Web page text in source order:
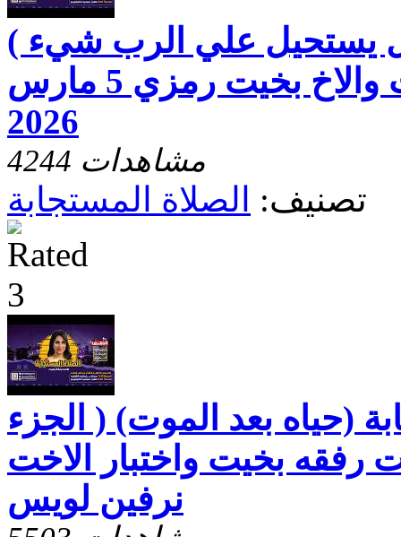
يستحيل علي الرب شيء )
مع الاخت رفقه بخيت والاخ بخيت رمزي 5 مارس
2026
4244 مشاهدات
تصنيف: الصلاة المستجابة
(حياه بعد الموت) ( الجزء
رفقه بخيت واختبار الاخت
نرفين لويس